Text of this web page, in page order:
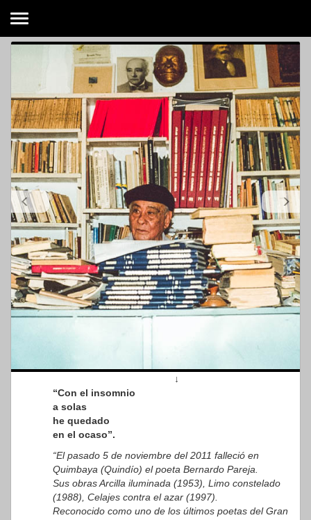
↓
“Con el insomnio
a solas
he quedado
en el ocaso”.
“El pasado 5 de noviembre del 2011 falleció en
Quimbaya (Quindío) el poeta Bernardo Pareja.
Sus obras Arcilla iluminada (1953), Limo constelado
(1988), Celajes contra el azar (1997).
Reconocido como uno de los últimos poetas del Gran